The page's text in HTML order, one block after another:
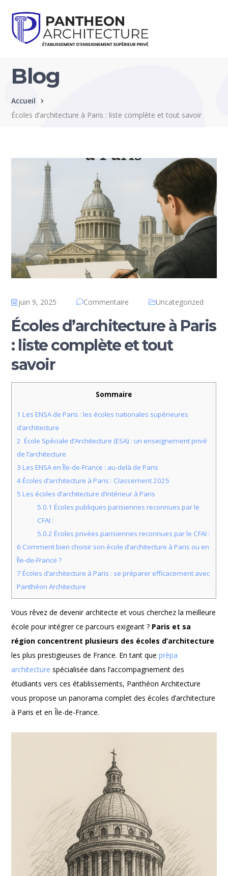
Blog
Accueil
Écoles d’architecture à Paris : liste complète et tout savoir
juin 9, 2025 Commentaire Uncategorized
Écoles d’architecture à Paris
: liste complète et tout
savoir
Sommaire
1 Les ENSA de Paris : les écoles nationales supérieures
d’architecture
2 École Spéciale d’Architecture (ESA) : un enseignement privé
de l’architecture
3 Les ENSA en Île-de-France : au-delà de Paris
4 Écoles d’architecture à Paris : Classement 2025
5 Les écoles d’architecture d’intérieur à Paris
5.0.1 Écoles publiques parisiennes reconnues par le
CFAI :
5.0.2 Écoles privées parisiennes reconnues par le CFAI :
6 Comment bien choisir son école d’architecture à Paris ou en
Île-de-France ?
7 Écoles d’architecture à Paris : se préparer efficacement avec
Panthéon Architecture
Vous rêvez de devenir architecte et vous cherchez la meilleure
école pour intégrer ce parcours exigeant ? Paris et sa
région concentrent plusieurs des écoles d’architecture
les plus prestigieuses de France. En tant queprépa
architecture spécialisée dans l’accompagnement des
étudiants vers ces établissements, Panthéon Architecture
vous propose un panorama complet des écoles d’architecture
à Paris et en Île-de-France.